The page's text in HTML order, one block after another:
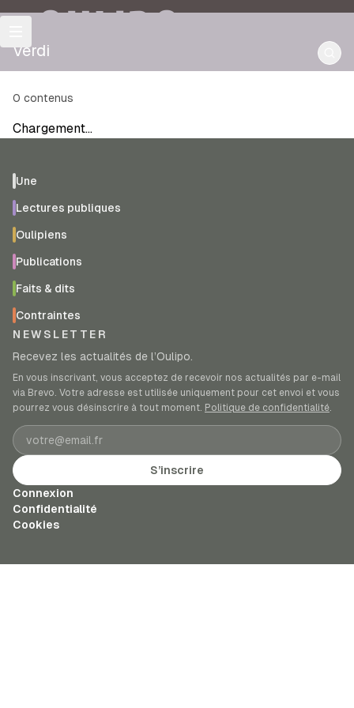
OULIPO
Verdi
0 contenus
Chargement…
Une
Lectures publiques
Oulipiens
Publications
Faits & dits
Contraintes
NEWSLETTER
Recevez les actualités de l’Oulipo.
En vous inscrivant, vous acceptez de recevoir nos actualités par e-mail
via Brevo. Votre adresse est utilisée uniquement pour cet envoi et vous
pourrez vous désinscrire à tout moment. Politique de confidentialité.
Adresse e-mail
S’inscrire
Connexion
Confidentialité
Cookies